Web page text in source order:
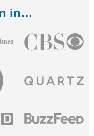
in…